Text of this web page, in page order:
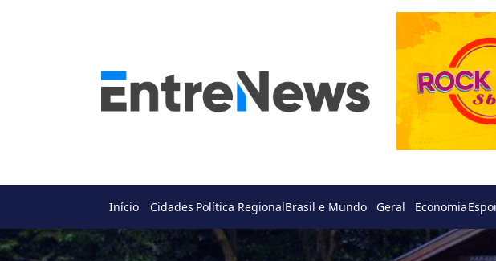
Início Cidades Política RegionalBrasil e Mundo Geral Economia